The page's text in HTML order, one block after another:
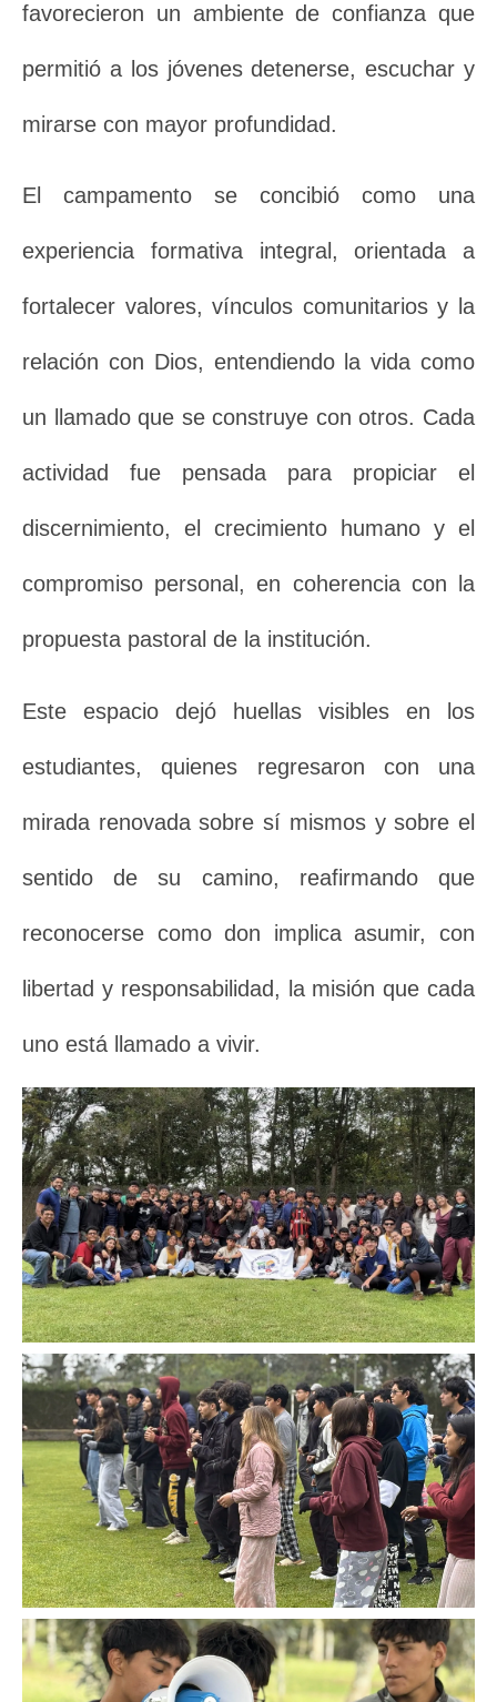
favorecieron un ambiente de confianza que
permitió a los jóvenes detenerse, escuchar y
mirarse con mayor profundidad.
El campamento se concibió como una
experiencia formativa integral, orientada a
fortalecer valores, vínculos comunitarios y la
relación con Dios, entendiendo la vida como
un llamado que se construye con otros. Cada
actividad fue pensada para propiciar el
discernimiento, el crecimiento humano y el
compromiso personal, en coherencia con la
propuesta pastoral de la institución.
Este espacio dejó huellas visibles en los
estudiantes, quienes regresaron con una
mirada renovada sobre sí mismos y sobre el
sentido de su camino, reafirmando que
reconocerse como don implica asumir, con
libertad y responsabilidad, la misión que cada
uno está llamado a vivir.